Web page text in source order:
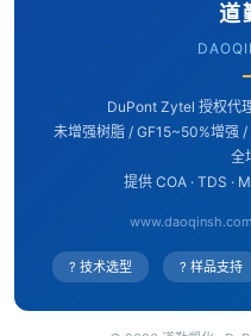
道
DuPont Zytel 授权代
未增强树脂 / GF15~50%增强
全
提供 COA · TDS ·
? 技术选型 ? 样品支持